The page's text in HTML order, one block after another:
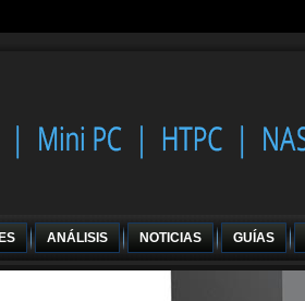
ANÁLISIS NOTICIAS GUÍAS